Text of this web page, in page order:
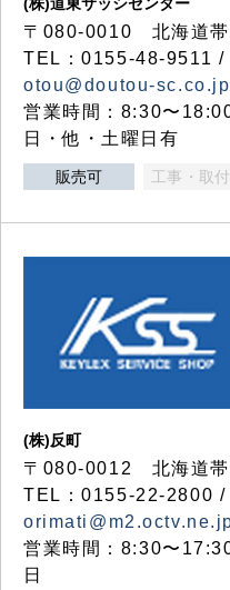
〒080-0010 北海道帯
TEL：0155-48-9511
otou@doutou-sc.co.jp
営業時間：8:30〜
日・他・土曜日有
販売可 工事・取
(株)反町
〒080-0012 北海道帯
TEL：0155-22-2800
営業時間：8:30〜
日